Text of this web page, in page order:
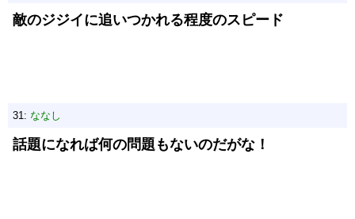
敵のジジイに追いつかれる程度のスピード
31: ななし
話題になれば何の問題もないのだがな！